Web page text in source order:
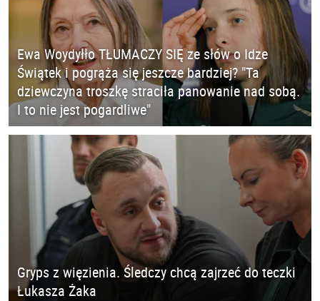
Ewa Woydyłło TŁUMACZY SIĘ ze słów o Idze
Świątek i pogrąża się jeszcze bardziej? "Ta
dziewczyna troszkę straciła panowanie nad sobą.
I to nie jest pogardliwe"
Gryps z więzienia. Śledczy chcą zajrzeć do teczki
Łukasza Żaka